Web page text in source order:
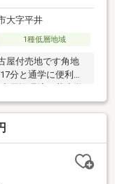
大字平井
1種低層地域
屋付売地です角地
分と通学に便利で
内